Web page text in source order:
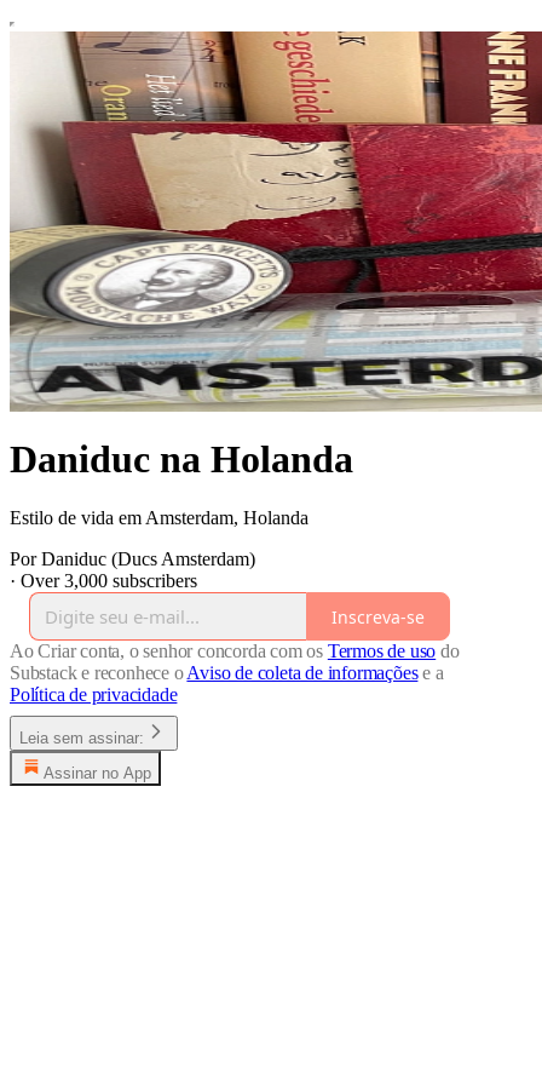
Daniduc na Holanda
Estilo de vida em Amsterdam, Holanda
Por Daniduc (Ducs Amsterdam)
· Over 3,000 subscribers
Inscreva-se
Ao Criar conta, o senhor concorda com os Termos de uso do
Substack e reconhece oAviso de coleta de informaçõese a
Política de privacidade
Leia sem assinar:
Assinar no App